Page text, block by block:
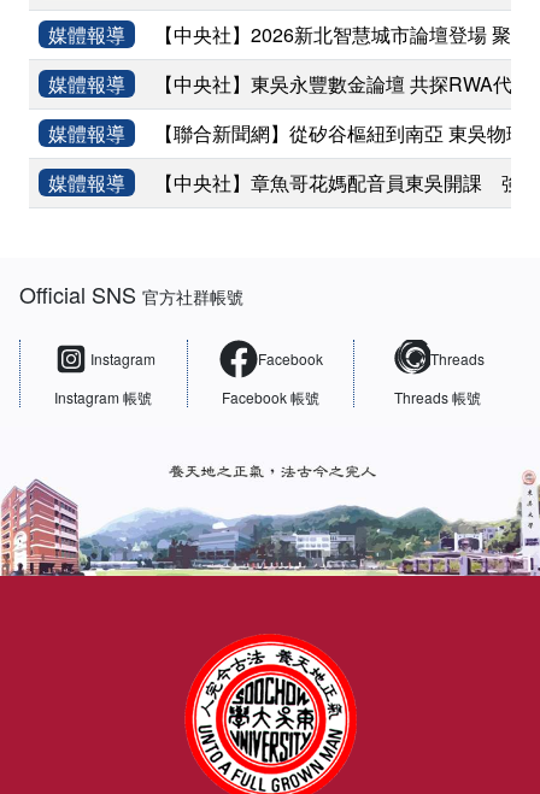
媒體報導
【中央社】2026新北智慧城市論壇登場 聚
媒體報導
【中央社】東吳永豐數金論壇 共探RWA代幣
媒體報導
【聯合新聞網】從矽谷樞紐到南亞 東吳物理
媒體報導
【中央社】章魚哥花媽配音員東吳開課 強
Official SNS官方社群帳號
Instagram
Instagram 帳號
Facebook
Facebook 帳號
Threads
Threads 帳號